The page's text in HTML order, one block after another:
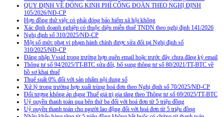
QUY ĐỊNH VỀ ĐÓNG KINH PHÍ CÔNG ĐOÀN THEO NGHỊ ĐỊNH
105/2026/NĐ-CP
Hợp đồng thử việc có phải đóng bảo hiểm xã hội không
Xác định doanh nghiệp có thuộc diện miễn thuế TNDN theo nghị định 141/2026
Nghị định số 310/2025/NĐ-CP
Một số mức phạt vi phạm hành chính được sửa đổi tại Nghị định số
310/2025/NĐ-CP
Đăng nhập Vssid trong trường hợp quên email hoặc trước đây chưa đăng ký email
Thông tư số 94/2025/TT-BTC sửa đổi, bổ sung thông tư số 80/2021/TT-BTC về
hồ sơ khai thuế
Thuế suất 0% đối với sản phẩm nội dung số
Xử lý trong trường hợp xuất trùng hoá đơn theo Nghị định số 70/2025/NĐ-CP
Đối tượng không áp dụng Thuế giá trị gia tăng theo Thông tư số 69/2025/TT-BTC
Uỷ quyền thanh toán qua bên thứ ba đối với hoá đơn từ 5 triệu đồng
Uỷ quyền thanh toán cho người lao động đối với hoá đơn từ 5 triệu đồng